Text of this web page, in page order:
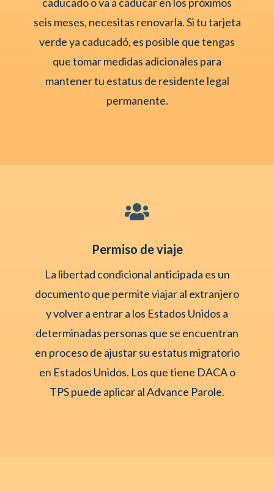
seis meses, necesitas renovarla. Si tu tarjeta
verde ya caducadó, es posible que tengas
que tomar medidas adicionales para
mantener tu estatus de residente legal
permanente.

Permiso de viaje
La libertad condicional anticipada es un
documento que permite viajar al extranjero
y volver a entrar a los Estados Unidos a
determinadas personas que se encuentran
en proceso de ajustar su estatus migratorio
en Estados Unidos. Los que tiene DACA o
TPS puede aplicar al Advance Parole.